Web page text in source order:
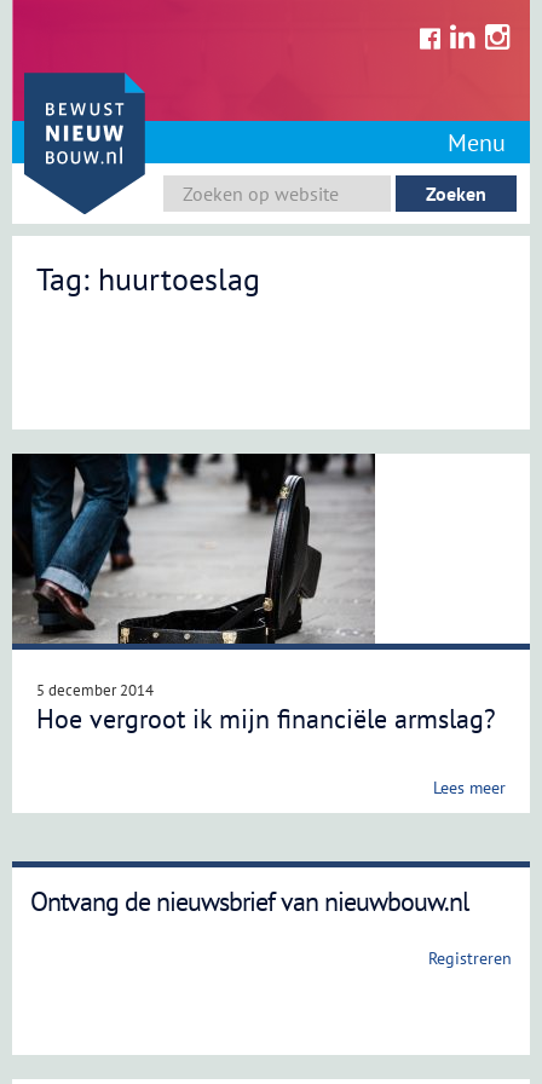
content
Menu
Tag: huurtoeslag
5 december 2014
Hoe vergroot ik mijn financiële armslag?
Lees meer
Ontvang de nieuwsbrief van nieuwbouw.nl
Registreren